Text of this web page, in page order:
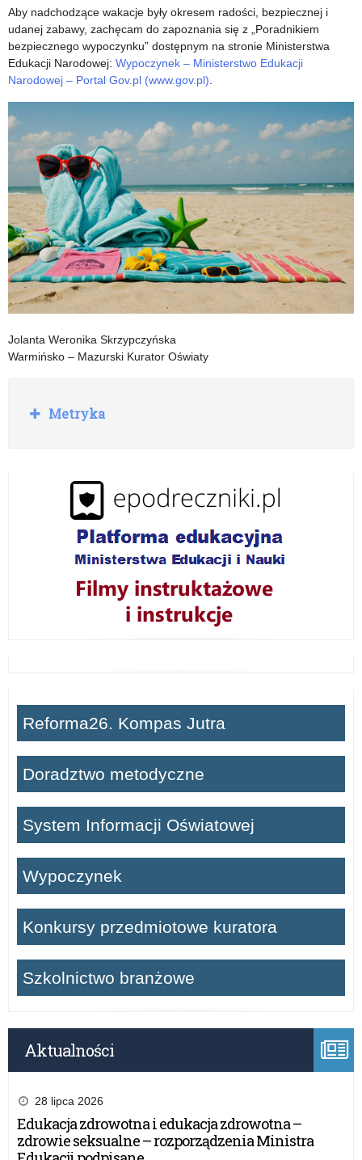
Aby nadchodzące wakacje były okresem radości, bezpiecznej i
udanej zabawy, zachęcam do zapoznania się z „Poradnikiem
bezpiecznego wypoczynku” dostępnym na stronie Ministerstwa
Edukacji Narodowej: Wypoczynek – Ministerstwo Edukacji
Narodowej – Portal Gov.pl (www.gov.pl).
Jolanta Weronika Skrzypczyńska
Warmińsko – Mazurski Kurator Oświaty
R
o
Metryka
Reforma26. Kompas Jutra
Doradztwo metodyczne
System Informacji Oświatowej
Wypoczynek
Konkursy przedmiotowe kuratora
Szkolnictwo branżowe
Aktualności
28 lipca 2026
Edukacja zdrowotna i edukacja zdrowotna –
zdrowie seksualne – rozporządzenia Ministra